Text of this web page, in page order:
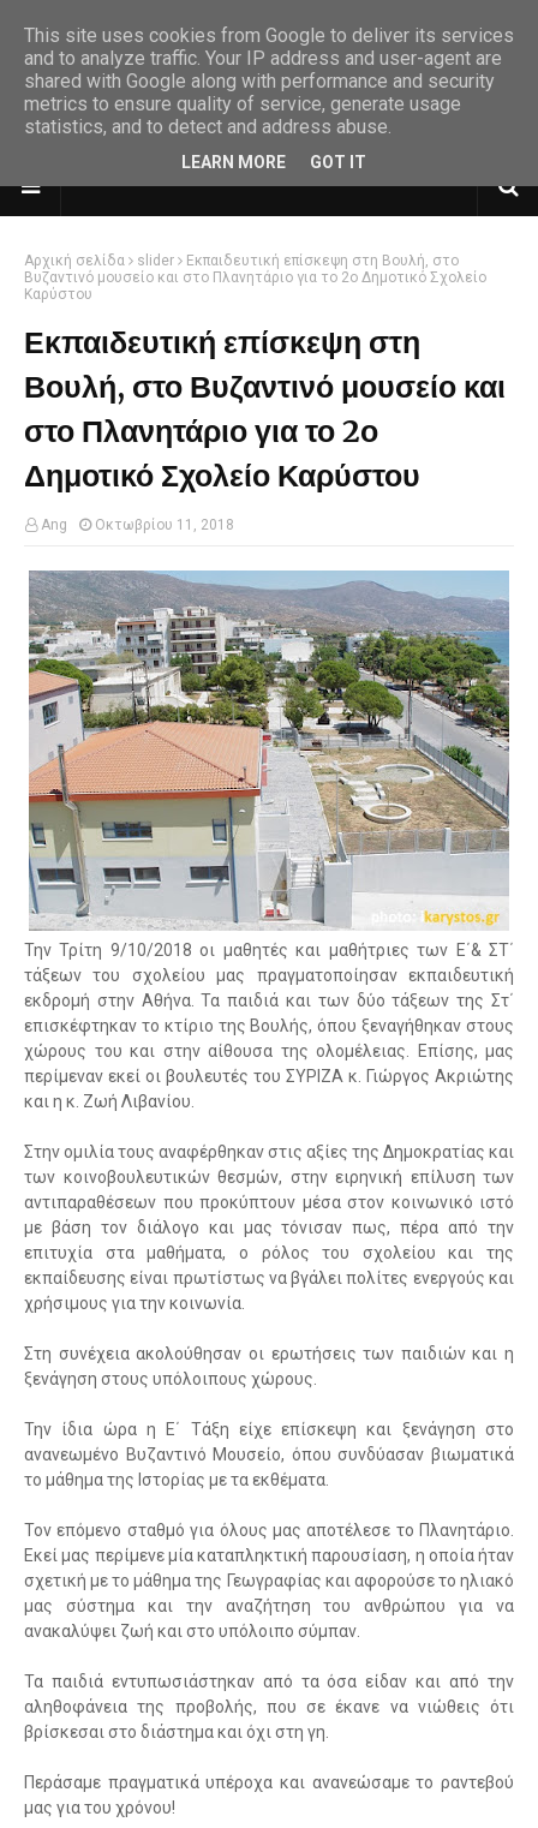
Αρχική σελίδα slider
Εκπαιδευτική επίσκεψη στη Βουλή, στο
Βυζαντινό μουσείο και στο Πλανητάριο για το 2ο Δημοτικό Σχολείο
Καρύστου
Εκπαιδευτική επίσκεψη στη
Βουλή, στο Βυζαντινό μουσείο και
στο Πλανητάριο για το 2ο
Δημοτικό Σχολείο Καρύστου
Ang Οκτωβρίου 11, 2018
Την Τρίτη 9/10/2018 οι μαθητές και μαθήτριες των Ε΄& ΣΤ΄
τάξεων του σχολείου μας πραγματοποίησαν εκπαιδευτική
εκδρομή στην Αθήνα. Τα παιδιά και των δύο τάξεων της Στ΄
επισκέφτηκαν το κτίριο της Βουλής, όπου ξεναγήθηκαν στους
χώρους του και στην αίθουσα της ολομέλειας. Επίσης, μας
περίμεναν εκεί οι βουλευτές του ΣΥΡΙΖΑ κ. Γιώργος Ακριώτης
και η κ. Ζωή Λιβανίου.
Στην ομιλία τους αναφέρθηκαν στις αξίες της Δημοκρατίας και
των κοινοβουλευτικών θεσμών, στην ειρηνική επίλυση των
αντιπαραθέσεων που προκύπτουν μέσα στον κοινωνικό ιστό
με βάση τον διάλογο και μας τόνισαν πως, πέρα από την
επιτυχία στα μαθήματα, ο ρόλος του σχολείου και της
εκπαίδευσης είναι πρωτίστως να βγάλει πολίτες ενεργούς και
χρήσιμους για την κοινωνία.
Στη συνέχεια ακολούθησαν οι ερωτήσεις των παιδιών και η
ξενάγηση στους υπόλοιπους χώρους.
Την ίδια ώρα η Ε΄ Τάξη είχε επίσκεψη και ξενάγηση στο
ανανεωμένο Βυζαντινό Μουσείο, όπου συνδύασαν βιωματικά
το μάθημα της Ιστορίας με τα εκθέματα.
Τον επόμενο σταθμό για όλους μας αποτέλεσε το Πλανητάριο.
Εκεί μας περίμενε μία καταπληκτική παρουσίαση, η οποία ήταν
σχετική με το μάθημα της Γεωγραφίας και αφορούσε το ηλιακό
μας σύστημα και την αναζήτηση του ανθρώπου για να
ανακαλύψει ζωή και στο υπόλοιπο σύμπαν.
Τα παιδιά εντυπωσιάστηκαν από τα όσα είδαν και από την
αληθοφάνεια της προβολής, που σε έκανε να νιώθεις ότι
βρίσκεσαι στο διάστημα και όχι στη γη.
Περάσαμε πραγματικά υπέροχα και ανανεώσαμε το ραντεβού
μας για του χρόνου!
This site uses cookies from Google to deliver its services
and to analyze traffic. Your IP address and user-agent are
shared with Google along with performance and security
metrics to ensure quality of service, generate usage
statistics, and to detect and address abuse.
LEARN MORE GOT IT